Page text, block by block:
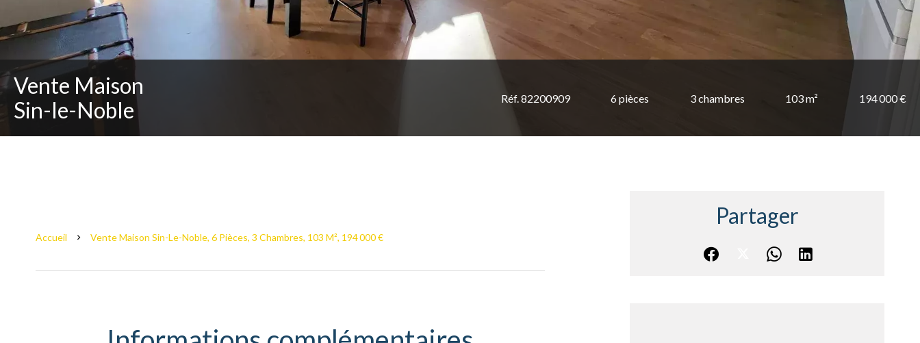
Vente Maison
Sin-le-Noble
Réf. 82200909 6 pièces 3 chambres 103 m² 194 000 €
Accueil Vente Maison Sin-Le-Noble, 6 Pièces, 3 Chambres, 103 M², 194 000 €
Partager